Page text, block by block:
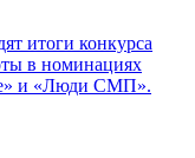
итоги конкурса
в номинациях
и «Люди СМП».